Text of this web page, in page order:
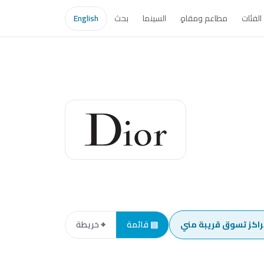
الفئات مطاعم ومقاهٍ السينما بحث English
تسوق قريبة مني ▤ قائمة ⌖ خريطة